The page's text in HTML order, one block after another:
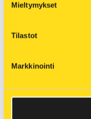
Mieltymykset
Tilastot
Markkinointi